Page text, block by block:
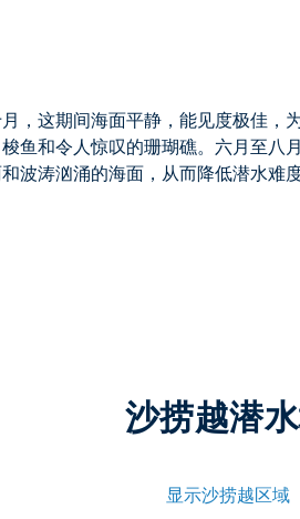
，这期间海面平静，能见度极佳，
鱼和令人惊叹的珊瑚礁。 六月至八
波涛汹涌的海面，从而降低潜水难
沙捞越潜
显示沙捞越区域